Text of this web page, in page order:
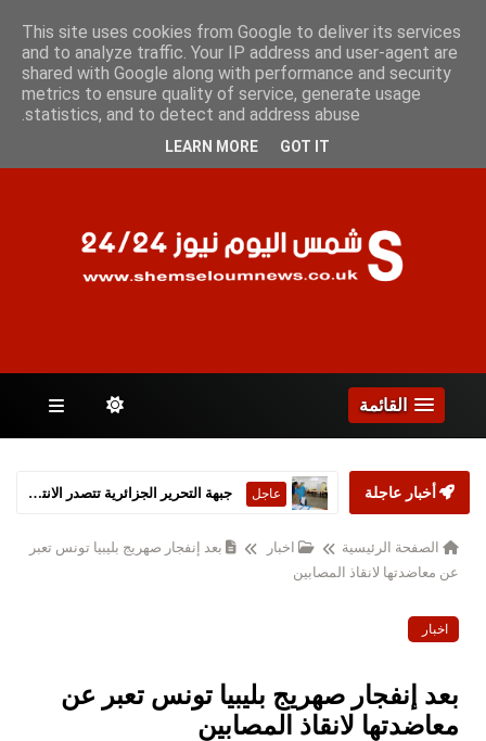
الجمعة 7 أغسطس 2026
الصفحات
القائمة
أخبار عاجلة عاجل ستارمر يعلن استقالته من رئاسة الحكومة البريطانية
الصفحة الرئيسية اخبار ‏
بعد إنفجار صهريج بليبيا تونس تعبر
عن معاضدتها لانقاذ المصابين
اخبار ‏
بعد إنفجار صهريج بليبيا تونس تعبر عن
معاضدتها لانقاذ المصابين
This site uses cookies from Google to deliver its services
and to analyze traffic. Your IP address and user-agent are
shared with Google along with performance and security
metrics to ensure quality of service, generate usage
statistics, and to detect and address abuse.
LEARN MORE GOT IT